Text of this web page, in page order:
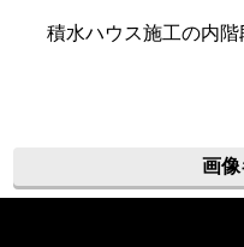
積水ハウス施工の内
画